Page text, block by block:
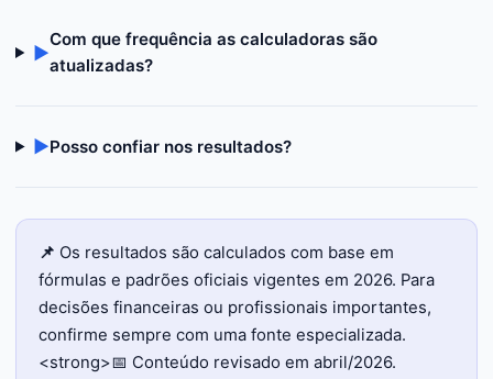
▶
Com que frequência as calculadoras são
atualizadas?
▶Posso confiar nos resultados?
📌 Os resultados são calculados com base em
fórmulas e padrões oficiais vigentes em 2026. Para
decisões financeiras ou profissionais importantes,
confirme sempre com uma fonte especializada.
<strong>📅 Conteúdo revisado em abril/2026.